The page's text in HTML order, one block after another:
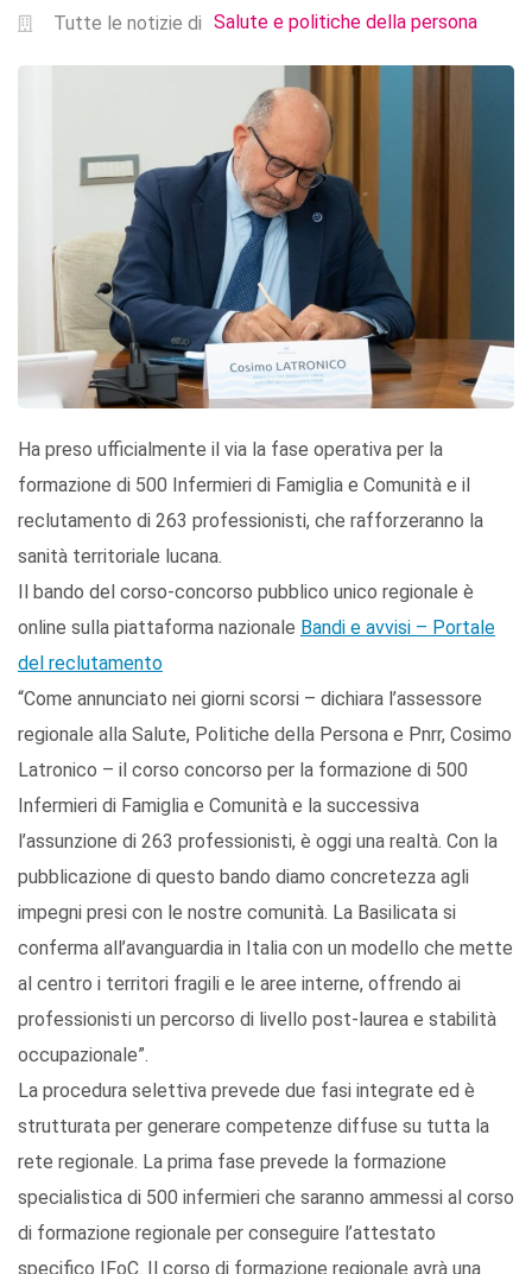
Tutte le notizie di Salute e politiche della persona
Ha preso ufficialmente il via la fase operativa per la
formazione di 500 Infermieri di Famiglia e Comunità e il
reclutamento di 263 professionisti, che rafforzeranno la
sanità territoriale lucana.
Il bando del corso-concorso pubblico unico regionale è
online sulla piattaforma nazionale Bandi e avvisi – Portale
del reclutamento
“Come annunciato nei giorni scorsi – dichiara l’assessore
regionale alla Salute, Politiche della Persona e Pnrr, Cosimo
Latronico – il corso concorso per la formazione di 500
Infermieri di Famiglia e Comunità e la successiva
l’assunzione di 263 professionisti, è oggi una realtà. Con la
pubblicazione di questo bando diamo concretezza agli
impegni presi con le nostre comunità. La Basilicata si
conferma all’avanguardia in Italia con un modello che mette
al centro i territori fragili e le aree interne, offrendo ai
professionisti un percorso di livello post-laurea e stabilità
occupazionale”.
La procedura selettiva prevede due fasi integrate ed è
strutturata per generare competenze diffuse su tutta la
rete regionale. La prima fase prevede la formazione
specialistica di 500 infermieri che saranno ammessi al corso
di formazione regionale per conseguire l’attestato
specifico IFoC. Il corso di formazione regionale avrà una